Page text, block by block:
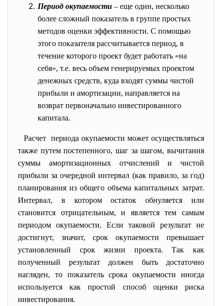
Период окупаемости – еще один, несколько
более сложный показатель в группе простых
методов оценки эффективности. С помощью
этого показателя рассчитывается период, в
течение которого проект будет работать «на
себя», т.е. весь объем генерируемых проектом
денежных средств, куда входят суммы чистой
прибыли и амортизации, направляется на
возврат первоначально инвестированного
капитала.
Расчет периода окупаемости может осуществляться
также путем постепенного, шаг за шагом, вычитания
суммы амортизационных отчислений и чистой
прибыли за очередной интервал (как правило, за год)
планирования из общего объема капитальных затрат.
Интервал, в котором остаток обнуляется или
становится отрицательным, и является тем самым
периодом окупаемости. Если таковой результат не
достигнут, значит, срок окупаемости превышает
установленный срок жизни проекта. Так как
полученный результат должен быть достаточно
нагляден, то показатель срока окупаемости иногда
используется как простой способ оценки риска
инвестирования.